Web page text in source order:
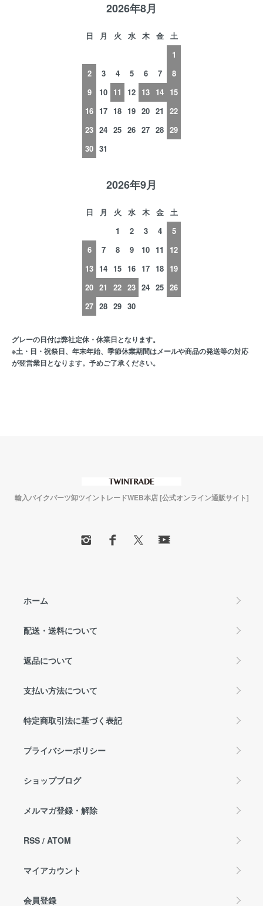
2026年8月
日 月 火 水 木 金
土
1
2
3 4 5 6 7
8
9
10 11 12 13 14 15
16 17 18 19 20 21
22
23 24 25 26 27 28 29
30 31
2026年9月
日 月 火 水 木 金
土
1
2 3 4
5
6
7 8 9 10 11
12
13 14 15 16 17 18 19
20 21 22 23 24 25 26
27 28 29 30
グレーの日付は弊社定休・休業日となります。
※土・日・祝祭日、年末年始、季節休業期間はメールや商品の発送等の対応
が翌営業日となります。予めご了承ください。
輸入バイクパーツ卸ツイントレードWEB本店 [公式オンライン通販サイト]
ホーム
配送・送料について
返品について
支払い方法について
特定商取引法に基づく表記
プライバシーポリシー
ショップブログ
メルマガ登録・解除
RSS / ATOM
マイアカウント
会員登録